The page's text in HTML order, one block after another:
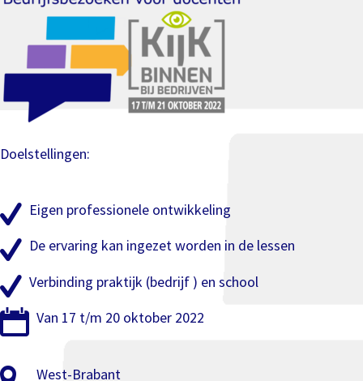
Doelstellingen:
Eigen professionele ontwikkeling
De ervaring kan ingezet worden in de lessen
Verbinding praktijk (bedrijf ) en school
Van 17 t/m 20 oktober 2022
West-Brabant